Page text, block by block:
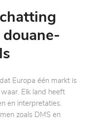
douane-
Europa één markt is
Elk land heeft
en interpretaties.
zoals DMS en